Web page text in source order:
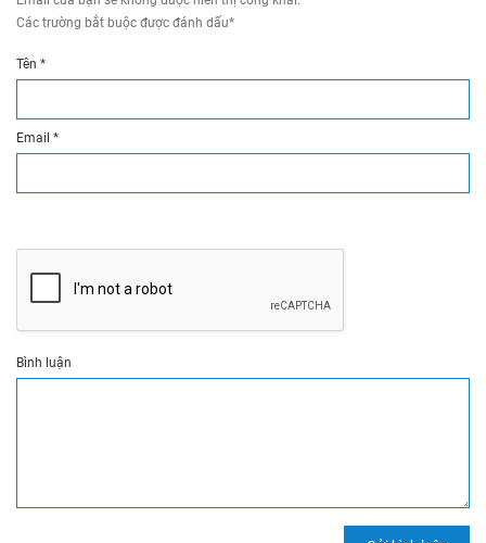
Các trường bắt buộc được đánh dấu*
Tên *
Email *
Bình luận